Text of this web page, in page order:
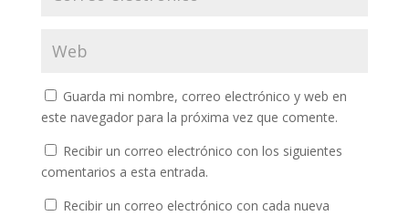
Guarda mi nombre, correo electrónico y web en
este navegador para la próxima vez que comente.
Recibir un correo electrónico con los siguientes
comentarios a esta entrada.
Recibir un correo electrónico con cada nueva